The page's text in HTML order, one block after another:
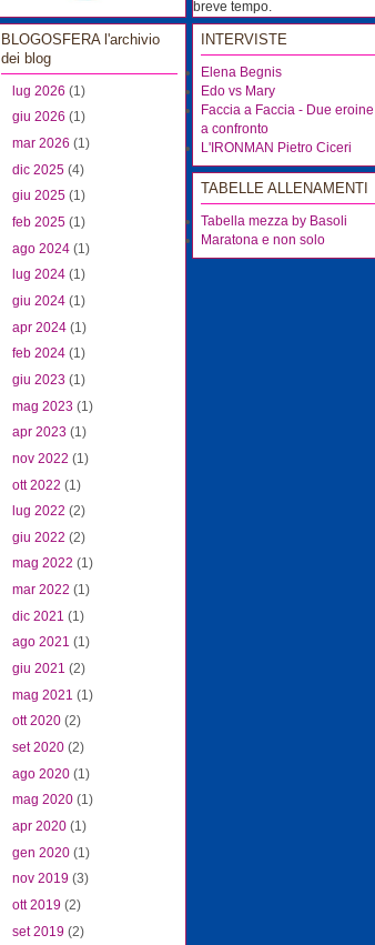
BLOGOSFERA l'archivio
dei blog
lug 2026 (1)
giu 2026 (1)
mar 2026 (1)
dic 2025 (4)
giu 2025 (1)
feb 2025 (1)
ago 2024 (1)
lug 2024 (1)
giu 2024 (1)
apr 2024 (1)
feb 2024 (1)
giu 2023 (1)
mag 2023 (1)
apr 2023 (1)
nov 2022 (1)
ott 2022 (1)
lug 2022 (2)
giu 2022 (2)
mag 2022 (1)
mar 2022 (1)
dic 2021 (1)
ago 2021 (1)
giu 2021 (2)
mag 2021 (1)
ott 2020 (2)
set 2020 (2)
ago 2020 (1)
mag 2020 (1)
apr 2020 (1)
gen 2020 (1)
nov 2019 (3)
ott 2019 (2)
set 2019 (2)
breve tempo.
INTERVISTE
Elena Begnis
Edo vs Mary
Faccia a Faccia - Due eroine
a confronto
L'IRONMAN Pietro Ciceri
TABELLE ALLENAMENTI
Tabella mezza by Basoli
Maratona e non solo